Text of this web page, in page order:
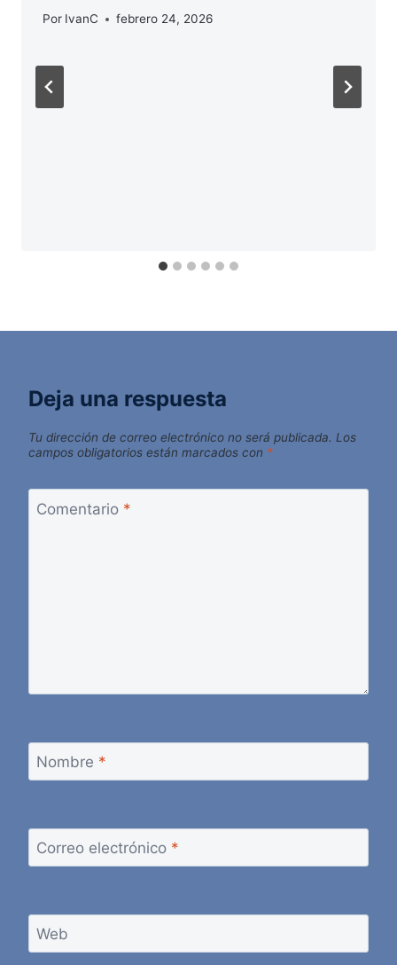
Por IvanC febrero 24, 2026
Deja una respuesta
Tu dirección de correo electrónico no será publicada. Los
campos obligatorios están marcados con *
Comentario *
Nombre *
Correo electrónico *
Web